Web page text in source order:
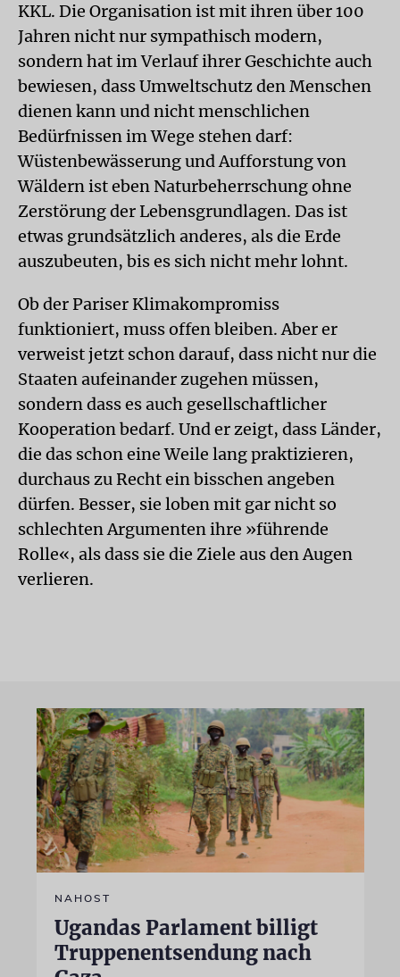
KKL. Die Organisation ist mit ihren über 100
Jahren nicht nur sympathisch modern,
sondern hat im Verlauf ihrer Geschichte auch
bewiesen, dass Umweltschutz den Menschen
dienen kann und nicht menschlichen
Bedürfnissen im Wege stehen darf:
Wüstenbewässerung und Aufforstung von
Wäldern ist eben Naturbeherrschung ohne
Zerstörung der Lebensgrundlagen. Das ist
etwas grundsätzlich anderes, als die Erde
auszubeuten, bis es sich nicht mehr lohnt.
Ob der Pariser Klimakompromiss
funktioniert, muss offen bleiben. Aber er
verweist jetzt schon darauf, dass nicht nur die
Staaten aufeinander zugehen müssen,
sondern dass es auch gesellschaftlicher
Kooperation bedarf. Und er zeigt, dass Länder,
die das schon eine Weile lang praktizieren,
durchaus zu Recht ein bisschen angeben
dürfen. Besser, sie loben mit gar nicht so
schlechten Argumenten ihre »führende
Rolle«, als dass sie die Ziele aus den Augen
verlieren.
NAHOST
Ugandas Parlament billigt
Truppenentsendung nach